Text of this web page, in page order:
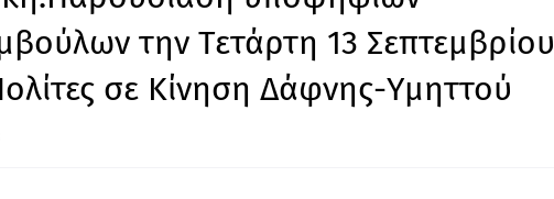
την Τετάρτη 13 Σεπτεμβρίου
σε Κίνηση Δάφνης-Υμηττού